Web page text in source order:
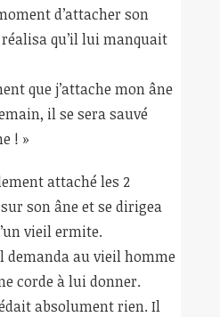
d’attacher son
qu’il lui manquait
que j’attache mon âne
il se sera sauvé
! »
attaché les 2
son âne et se dirigea
vieil ermite.
demanda au vieil homme
corde à lui donner.
absolument rien. Il